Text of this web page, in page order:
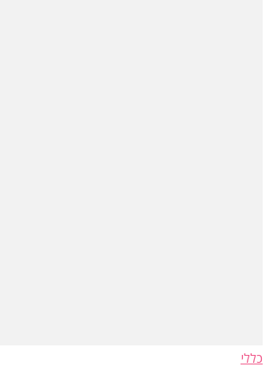
כללי